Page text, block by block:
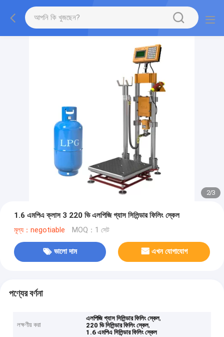
2/3
1.6 এমপিএ ক্লাস 3 220 ভি এলপিজি গ্যাস সিলিন্ডার ফিলিং স্কেল
মূল্য：negotiable MOQ：1 সেট
ভালো দাম এখন যোগাযোগ
পণ্যের বর্ণনা
লক্ষণীয় করা
এলপিজি গ্যাস সিলিন্ডার ফিলিং স্কেল,
220 ভি সিলিন্ডার ফিলিং স্কেল,
1.6 এমপিএ সিলিন্ডার ফিলিং স্কেল